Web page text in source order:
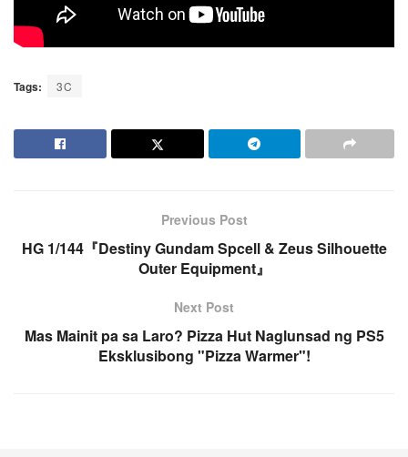
Tags: 3C
Previous Post
HG 1/144『Destiny Gundam SpceⅡ & Zeus Silhouette
Outer Equipment』
Next Post
Mas Mainit pa sa Laro? Pizza Hut Naglunsad ng PS5
Eksklusibong "Pizza Warmer"!